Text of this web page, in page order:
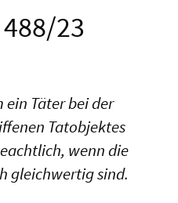
488/23
Täter bei der
Tatobjektes
wenn die
gleichwertig sind.